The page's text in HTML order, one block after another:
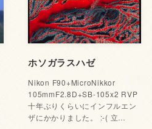
ホソガラスハゼ
Nikon F90+MicroNikkor
105mmF2.8D+SB-105x2 RVP
十年ぶりくらいにインフルエン
ザにかかりました。 :-( 立…